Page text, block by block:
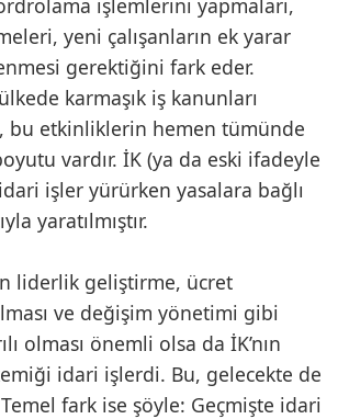
işlemlerini yapmaları,
yeni çalışanların ek yarar
gerektiğini fark eder.
karmaşık iş kanunları
bu etkinliklerin hemen tümünde
vardır. İK (ya da eski ifadeyle
işler yürürken yasalara bağlı
yaratılmıştır.
liderlik geliştirme, ücret
ve değişim yönetimi gibi
olması önemli olsa da İK’nın
idari işlerdi. Bu, gelecekte de
fark ise şöyle: Geçmişte idari